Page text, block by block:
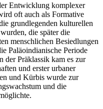
Entwicklung komplexer
oft auch als Formative
grundlegenden kulturellen
die später die
menschlichen Besiedlungen
Paläoindianische Periode
der Präklassik kam es zur
und erster urbaner
und Kürbis wurde zur
und die